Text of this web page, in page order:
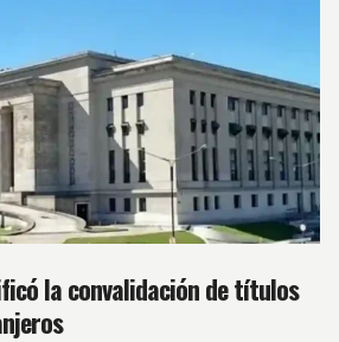
la convalidación de títulos